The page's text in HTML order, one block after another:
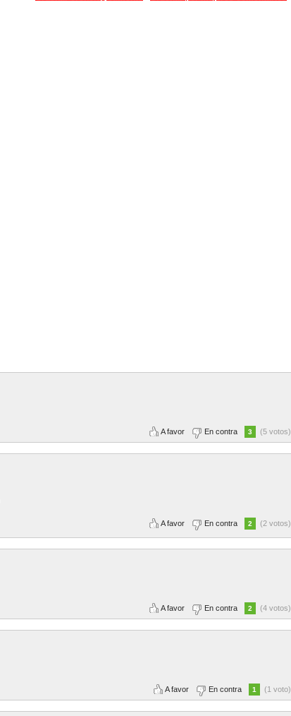
A favor En contra 3 (5 votos)
A favor En contra 2 (2 votos)
A favor En contra 2 (4 votos)
A favor En contra 1 (1 voto)